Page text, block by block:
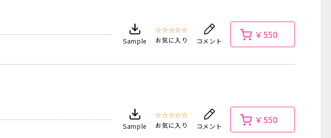
Sample
☆☆☆☆☆
お気に入り
コメント
￥550
Sample
☆☆☆☆☆
お気に入り
コメント
￥550